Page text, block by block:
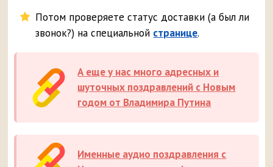
Потом проверяете статус доставки (а был ли
звонок?) на специальной странице.
А еще у нас много адресных и
шуточных поздравлений с Новым
годом от Владимира Путина
Именные аудио поздравления с